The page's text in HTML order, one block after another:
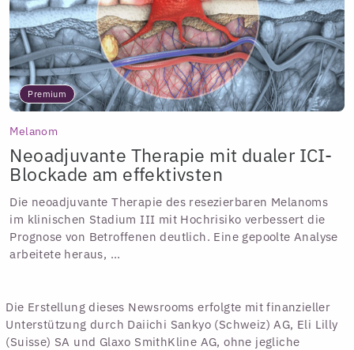
Premium
Melanom
Neoadjuvante Therapie mit dualer ICI-
Blockade am effektivsten
Die neoadjuvante Therapie des resezierbaren Melanoms
im klinischen Stadium III mit Hochrisiko verbessert die
Prognose von Betroffenen deutlich. Eine gepoolte Analyse
arbeitete heraus, ...
Die Erstellung dieses Newsrooms erfolgte mit finanzieller
Unterstützung durch Daiichi Sankyo (Schweiz) AG, Eli Lilly
(Suisse) SA und Glaxo SmithKline AG, ohne jegliche